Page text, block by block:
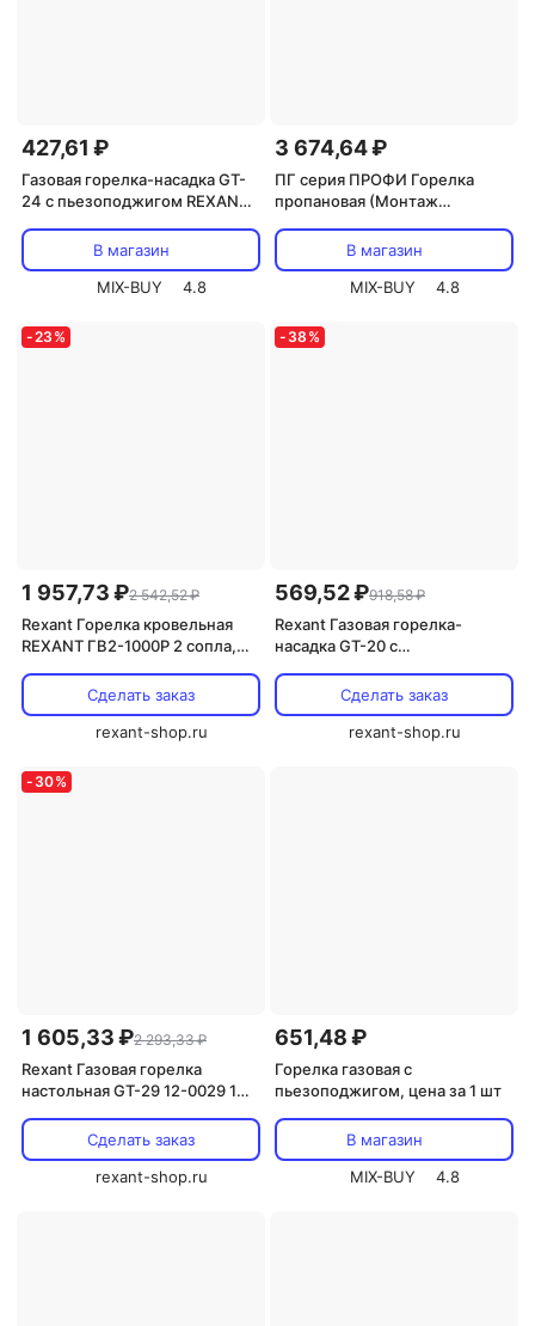
427,61 ₽
Газовая горелка-насадка GT-
24 с пьезоподжигом REXANT,
В магазин
MIX-BUY
4.8
3 674,64 ₽
ПГ серия ПРОФИ Горелка
пропановая (Монтаж
кровельные работы, пайка
металла), цена за 1 шт
В магазин
MIX-BUY
4.8
-23 %
1 957,73 ₽2 542,52 ₽
Rexant Горелка кровельная
REXANT ГВ2-1000Р 2 сопла,
Сделать заказ
rexant-shop.ru
- 38 %
569,52 ₽918,58 ₽
Rexant Газовая горелка-
насадка GT-20 с
Сделать заказ
rexant-shop.ru
- 30%
1 605,33 ₽2 293,33 ₽
Rexant Газовая горелка
настольная GT-29 12-0029 1
Сделать заказ
rexant-shop.ru
651,48 ₽
Горелка газовая с
пьезоподжигом, цена за 1 шт
В магазин
MIX-BUY
4.8